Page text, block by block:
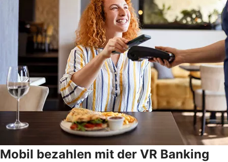
Mobil bezahlen mit der VR Banking